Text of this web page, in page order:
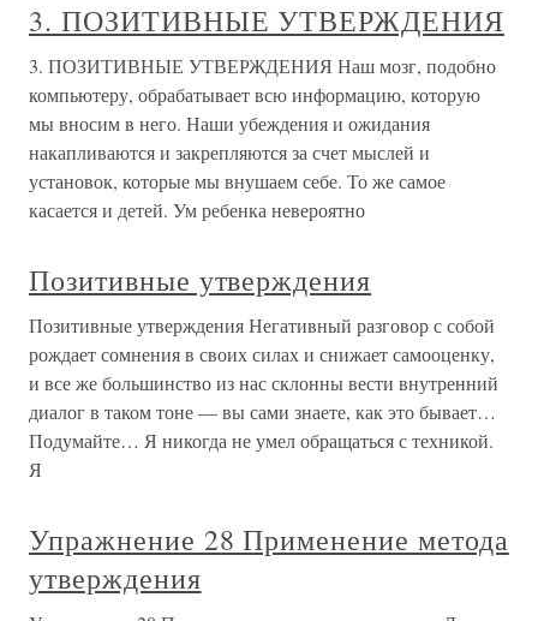
3. ПОЗИТИВНЫЕ УТВЕРЖДЕНИЯ
3. ПОЗИТИВНЫЕ УТВЕРЖДЕНИЯ Наш мозг, подобно
компьютеру, обрабатывает всю информацию, которую
мы вносим в него. Наши убеждения и ожидания
накапливаются и закрепляются за счет мыслей и
установок, которые мы внушаем себе. То же самое
касается и детей. Ум ребенка невероятно
Позитивные утверждения
Позитивные утверждения Негативный разговор с собой
рождает сомнения в своих силах и снижает самооценку,
и все же большинство из нас склонны вести внутренний
диалог в таком тоне — вы сами знаете, как это бывает…
Подумайте… Я никогда не умел обращаться с техникой.
Я
Упражнение 28 Применение метода
утверждения